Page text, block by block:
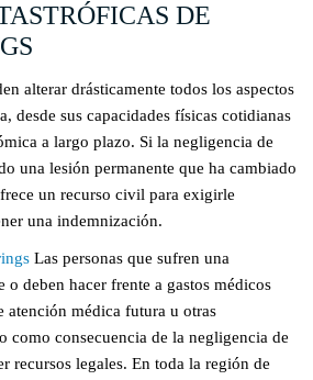
DE
alterar drásticamente todos los aspectos
desde sus capacidades físicas cotidianas
a largo plazo. Si la negligencia de
una lesión permanente que ha cambiado
un recurso civil para exigirle
una indemnización.
Las personas que sufren una
o deben hacer frente a gastos médicos
atención médica futura u otras
como consecuencia de la negligencia de
recursos legales. En toda la región de